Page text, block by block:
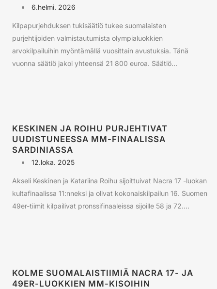
6.helmi. 2026
Kilpapurjehduksen tukisäätiö tukee suomalaisten
purjehtijoiden valmistautumista olympialuokkien
arvokilpailuihin myöntämällä vuosittain avustuksia. Tänä
vuonna säätiö jakoi yhteensä 21 800 euroa. Säätiö...
KESKINEN JA ROIHU PURJEHTIVAT
UUDISTUNEESSA MM-FINAALISSA
SARDINIASSA
12.loka. 2025
Akseli Keskinen ja Katariina Roihu sijoittuivat Nacra 17 -luokan
kultafinaalissa 11:nneksi ja olivat kokonaiskilpailun 16. Suomen
49er-tiimit kilpailivat pronssifinaaleissa sijoille 58 ja 72....
KOLME SUOMALAISTIIMIÄ NACRA 17- JA
49ER-LUOKKIEN MM-KISOIHIN